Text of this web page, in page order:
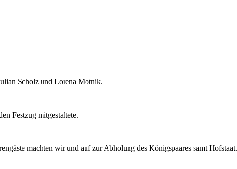
Scholz und Lorena Motnik.
Festzug mitgestaltete.
machten wir und auf zur Abholung des Königspaares samt Hofstaat.